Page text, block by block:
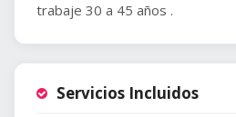
trabaje 30 a 45 años .
Servicios Incluidos